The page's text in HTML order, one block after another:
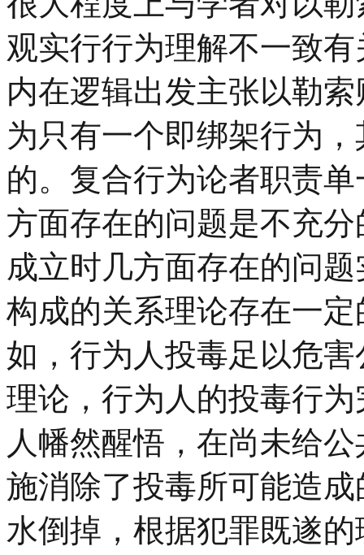
观实行行为理解不一致
内在逻辑出发主张以勒
为只有一个即绑架行为
的。复合行为论者职责
方面存在的问题是不充
成立时几方面存在的问
构成的关系理论存在一
如，行为人投毒足以危
理论，行为人的投毒行
人幡然醒悟，在尚未给
施消除了投毒所可能造
水倒掉，根据犯罪既遂